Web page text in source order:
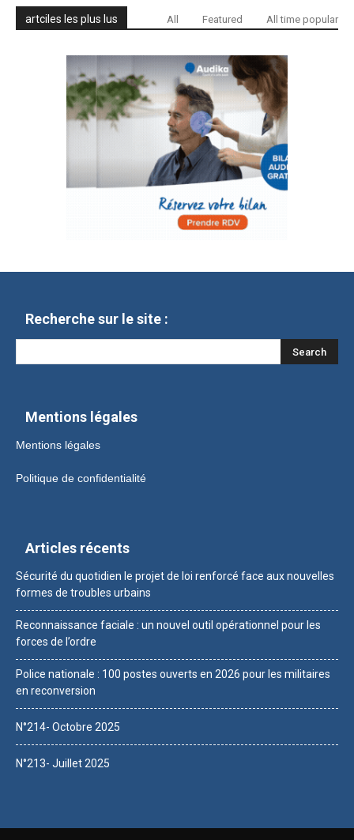
artciles les plus lus All Featured All time popular
Recherche sur le site :
Mentions légales
Mentions légales
Politique de confidentialité
Articles récents
Sécurité du quotidien le projet de loi renforcé face aux nouvelles
formes de troubles urbains
Reconnaissance faciale : un nouvel outil opérationnel pour les
forces de l’ordre
Police nationale : 100 postes ouverts en 2026 pour les militaires
en reconversion
N°214- Octobre 2025
N°213- Juillet 2025